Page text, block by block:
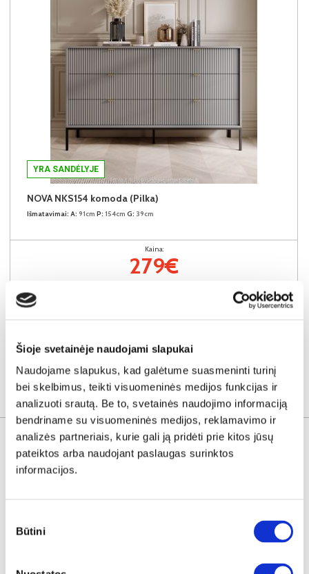
Šioje svetainėje naudojami slapukai
Naudojame slapukus, kad galėtume suasmeninti turinį
bei skelbimus, teikti visuomeninės medijos funkcijas ir
analizuoti srautą. Be to, svetainės naudojimo informaciją
bendriname su visuomeninės medijos, reklamavimo ir
analizės partneriais, kurie gali ją pridėti prie kitos jūsų
pateiktos arba naudojant paslaugas surinktos
informacijos.
pasirinkimas
Būtini
YRA SANDĖLYJE
NOVA NKS154 komoda (Pilka)
Išmatavimai: A: 91cm P: 154cm G: 39cm
Kaina:
279€
KITOS PREKĖS